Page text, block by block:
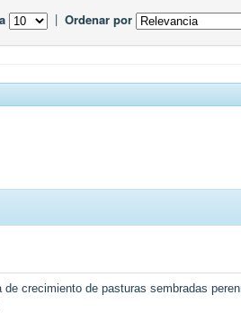
| Ordenar por
de crecimiento de pasturas sembradas